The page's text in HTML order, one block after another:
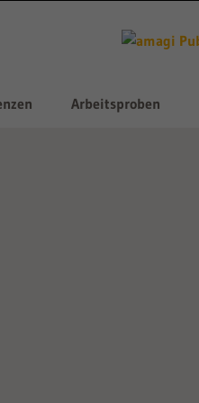
Arbeitsproben